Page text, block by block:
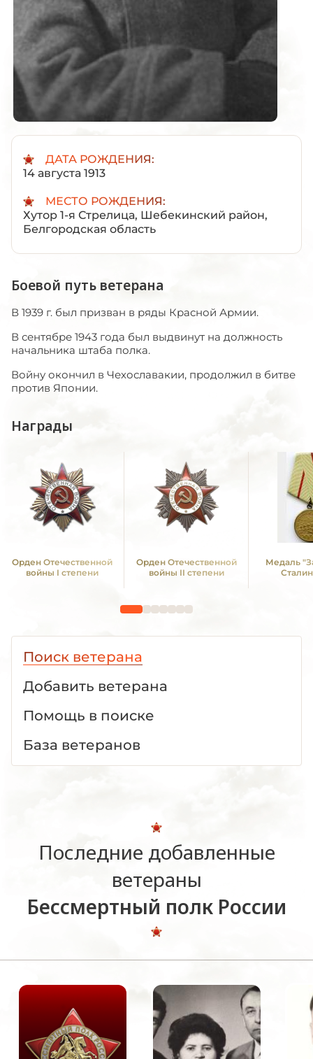
ДАТА РОЖДЕНИЯ:
14 августа 1913
МЕСТО РОЖДЕНИЯ:
Хутор 1-я Стрелица, Шебекинский район,
Белгородская область
Боевой путь ветерана
В 1939 г. был призван в ряды Красной Армии.
В сентябре 1943 года был выдвинут на должность
начальника штаба полка.
Войну окончил в Чехославакии, продолжил в битве
против Японии.
Награды
Орден Отечественной
войны I степени
Орден Отечественной
войны II степени
Медаль
Поиск ветерана
Добавить ветерана
Помощь в поиске
База ветеранов
Последние добавленные
ветераны
Бессмертный полк России